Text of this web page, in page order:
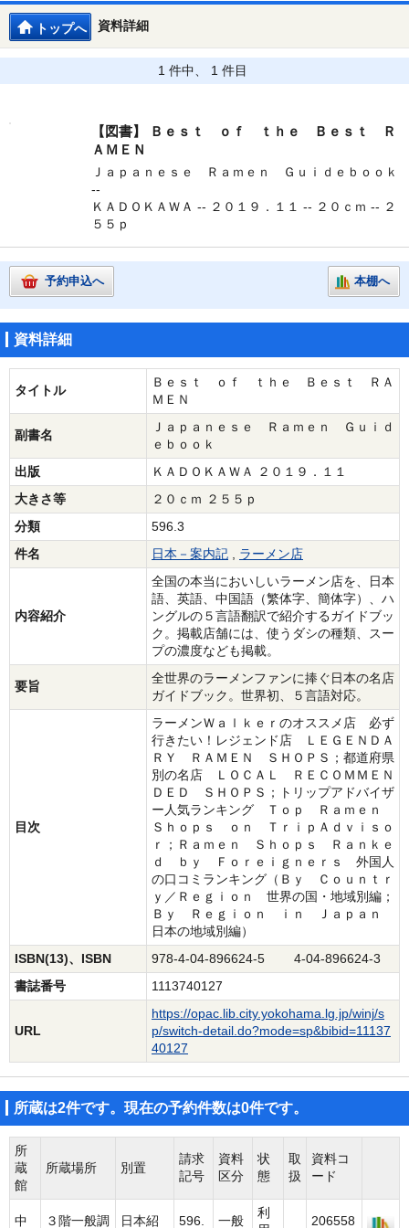
資料詳細
トップへ
1 件中、 1 件目
【図書】
Ｂｅｓｔ ｏｆ ｔｈｅ Ｂｅｓｔ Ｒ
ＡＭＥＮ
Ｊａｐａｎｅｓｅ Ｒａｍｅｎ Ｇｕｉｄｅｂｏｏｋ
--
ＫＡＤＯＫＡＷＡ -- ２０１９．１１ -- ２０ｃｍ -- ２
５５ｐ
予約申込へ 本棚へ
資料詳細
タイトル
Ｂｅｓｔ ｏｆ ｔｈｅ Ｂｅｓｔ ＲＡ
ＭＥＮ
副書名
Ｊａｐａｎｅｓｅ Ｒａｍｅｎ Ｇｕｉｄ
ｅｂｏｏｋ
出版
ＫＡＤＯＫＡＷＡ ２０１９．１１
大きさ等
２０ｃｍ ２５５ｐ
分類
596.3
件名
日本－案内記 , ラーメン店
内容紹介
全国の本当においしいラーメン店を、日本
語、英語、中国語（繁体字、簡体字）、ハ
ングルの５言語翻訳で紹介するガイドブッ
ク。掲載店舗には、使うダシの種類、スー
プの濃度なども掲載。
要旨
全世界のラーメンファンに捧ぐ日本の名店
ガイドブック。世界初、５言語対応。
目次
ラーメンＷａｌｋｅｒのオススメ店 必ず
行きたい！レジェンド店 ＬＥＧＥＮＤＡ
ＲＹ ＲＡＭＥＮ ＳＨＯＰＳ；都道府県
別の名店 ＬＯＣＡＬ ＲＥＣＯＭＭＥＮ
ＤＥＤ ＳＨＯＰＳ；トリップアドバイザ
ー人気ランキング Ｔｏｐ Ｒａｍｅｎ
Ｓｈｏｐｓ ｏｎ ＴｒｉｐＡｄｖｉｓｏ
ｒ；Ｒａｍｅｎ Ｓｈｏｐｓ Ｒａｎｋｅ
ｄ ｂｙ Ｆｏｒｅｉｇｎｅｒｓ 外国人
の口コミランキング（Ｂｙ Ｃｏｕｎｔｒ
ｙ／Ｒｅｇｉｏｎ 世界の国・地域別編；
Ｂｙ Ｒｅｇｉｏｎ ｉｎ Ｊａｐａｎ
日本の地域別編）
ISBN(13)、ISBN
978-4-04-896624-5 4-04-896624-3
書誌番号
1113740127
URL
https://opac.lib.city.yokohama.lg.jp/winj/s
p/switch-detail.do?mode=sp&bibid=11137
40127
所蔵は2件です。現在の予約件数は0件です。
所
蔵
館
所蔵場所 別置
請求
記号
資料
区分
状
態
取
扱
資料コ
ード
中 ３階一般調 日本紹 596. 一般
利
206558